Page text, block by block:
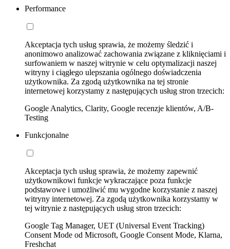
Performance
Akceptacja tych usług sprawia, że możemy śledzić i
anonimowo analizować zachowania związane z kliknięciami i
surfowaniem w naszej witrynie w celu optymalizacji naszej
witryny i ciągłego ulepszania ogólnego doświadczenia
użytkownika. Za zgodą użytkownika na tej stronie
internetowej korzystamy z następujących usług stron trzecich:
Google Analytics, Clarity, Google recenzje klientów, A/B-
Testing
Funkcjonalne
Akceptacja tych usług sprawia, że możemy zapewnić
użytkownikowi funkcje wykraczające poza funkcje
podstawowe i umożliwić mu wygodne korzystanie z naszej
witryny internetowej. Za zgodą użytkownika korzystamy w
tej witrynie z następujących usług stron trzecich:
Google Tag Manager, UET (Universal Event Tracking)
Consent Mode od Microsoft, Google Consent Mode, Klarna,
Freshchat